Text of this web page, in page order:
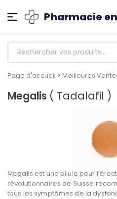
Pharmacie
Page d'accueil > Meilleures
Megalis ( Tadalafil )
Megalis est une pilule pour
révolutionnaires de Suisse
tous les symptômes de la